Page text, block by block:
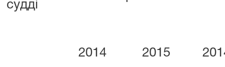
судді
2014
2015